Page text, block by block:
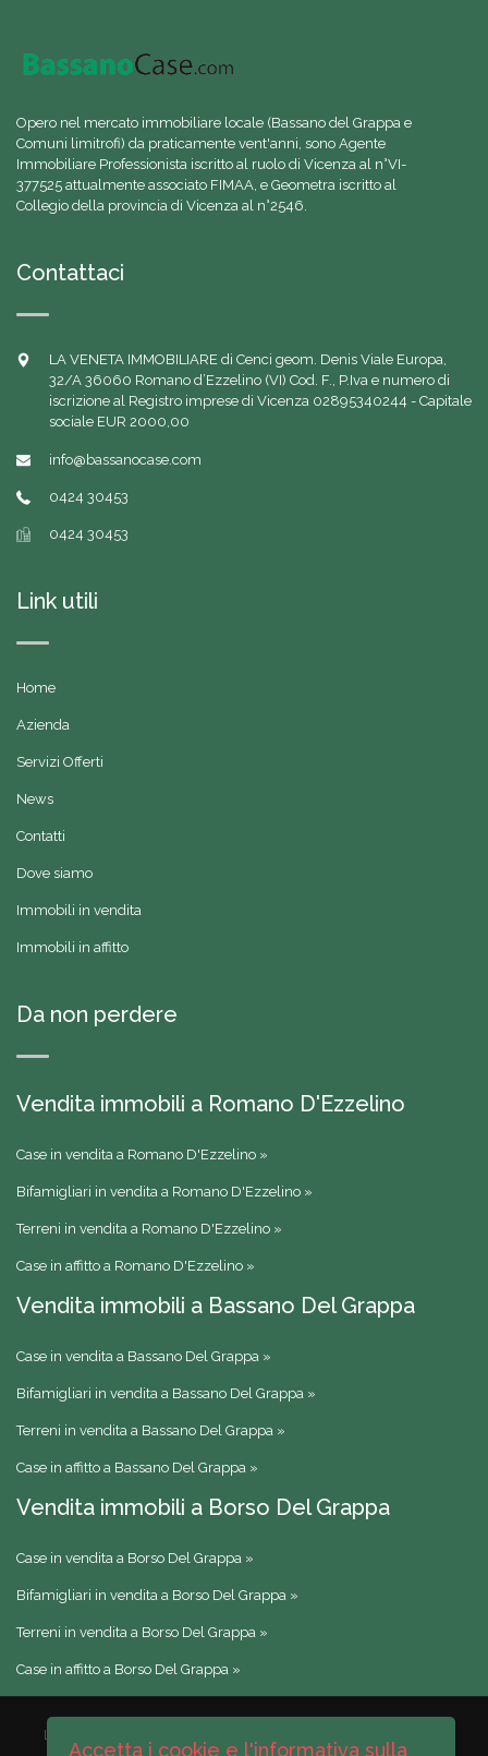
Opero nel mercato immobiliare locale (Bassano del Grappa e
Comuni limitrofi) da praticamente vent'anni, sono Agente
Immobiliare Professionista iscritto al ruolo di Vicenza al n°VI-
377525 attualmente associato FIMAA, e Geometra iscritto al
Collegio della provincia di Vicenza al n°2546.
Contattaci
LA VENETA IMMOBILIARE di Cenci geom. Denis Viale Europa,
32/A 36060 Romano d’Ezzelino (VI) Cod. F., P.Iva e numero di
iscrizione al Registro imprese di Vicenza 02895340244 - Capitale
sociale EUR 2000,00
info@bassanocase.com
0424 30453
0424 30453
Link utili
Home
Azienda
Servizi Offerti
News
Contatti
Dove siamo
Immobili in vendita
Immobili in affitto
Da non perdere
Vendita immobili a Romano D'Ezzelino
Case in vendita a Romano D'Ezzelino »
Bifamigliari in vendita a Romano D'Ezzelino »
Terreni in vendita a Romano D'Ezzelino »
Case in affitto a Romano D'Ezzelino »
Vendita immobili a Bassano Del Grappa
Case in vendita a Bassano Del Grappa »
Bifamigliari in vendita a Bassano Del Grappa »
Terreni in vendita a Bassano Del Grappa »
Case in affitto a Bassano Del Grappa »
Vendita immobili a Borso Del Grappa
Case in vendita a Borso Del Grappa »
Bifamigliari in vendita a Borso Del Grappa »
Terreni in vendita a Borso Del Grappa »
Case in affitto a Borso Del Grappa »
LA VENETA IMMOBILIARE di Cenci geom. Denis
Accetta i cookie e l'informativa sulla